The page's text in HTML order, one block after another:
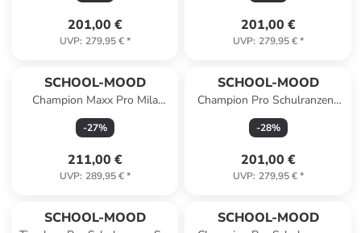
201,00 €
UVP: 279,95 €*
201,00 €
UVP: 279,95 €*
SCHOOL-MOOD
Champion Maxx Pro Mila
Schulranzen-Set 7-teilig in
Hund
-27%
211,00 €
UVP: 289,95 €*
SCHOOL-MOOD
Champion Pro Schulranzen-
Set 7-teilig in Ninja
-28%
201,00 €
UVP: 279,95 €*
SCHOOL-MOOD SCHOOL-MOOD